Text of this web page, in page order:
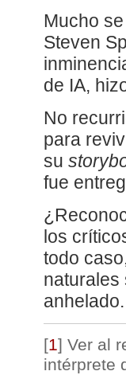
Mucho
Steven
de IA,
No
para
su
fue
los
todo
naturales
anhelado.
[1] Ver al
intérprete